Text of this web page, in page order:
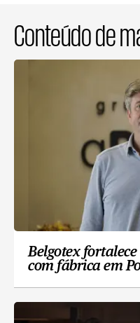
Conteúdo de
Belgotex
com fábrica em